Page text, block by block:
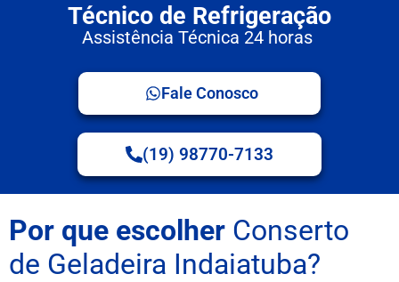
Técnico de Refrigeração
Assistência Técnica 24 horas
Fale Conosco
(19) 98770-7133
Por que escolher Conserto
de Geladeira Indaiatuba?